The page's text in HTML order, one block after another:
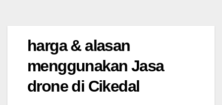
harga & alasan
menggunakan Jasa
drone di Cikedal